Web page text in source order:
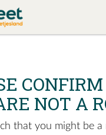
NOT A
that you might be a